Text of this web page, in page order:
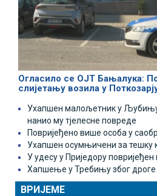
Огласило се ОЈТ Бањалука:
слијетању возила у
Ухапшен малољетник у Љубињу
нанио му тјелесне повреде
Повријеђено више особа у
Ухапшен осумњичени за тешку
У удесу у Приједору
Хапшење у Требињу због
ВРИЈЕМЕ